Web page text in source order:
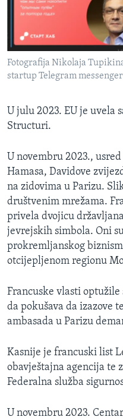
Fotografija Nikolaja
startup Telegram
U julu 2023. EU je uvela
Structuri.
U novembru 2023.,
Hamasa, Davidove
na zidovima u Parizu.
društvenim mrežama.
privela dvojicu
jevrejskih simbola. Oni
prokremljanskog
otcijepljenom regionu
Francuske vlasti
da pokušava da izazove
ambasada u Parizu
Kasnije je francuski list
obavještajna agencija te
Federalna služba
U novembru 2023.